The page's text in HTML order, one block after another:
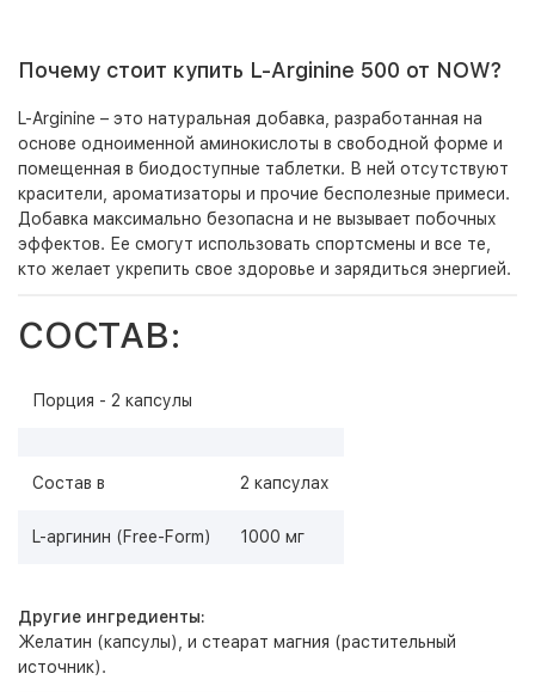
Почему стоит купить L-Arginine 500 от NOW?
L-Arginine – это натуральная добавка, разработанная на
основе одноименной аминокислоты в свободной форме и
помещенная в биодоступные таблетки. В ней отсутствуют
красители, ароматизаторы и прочие бесполезные примеси.
Добавка максимально безопасна и не вызывает побочных
эффектов. Ее смогут использовать спортсмены и все те,
кто желает укрепить свое здоровье и зарядиться энергией.
СОСТАВ:
Порция - 2 капсулы
Состав в 2 капсулах
L-аргинин (Free-Form) 1000 мг
Другие ингредиенты:
Желатин (капсулы), и стеарат магния (растительный
источник).